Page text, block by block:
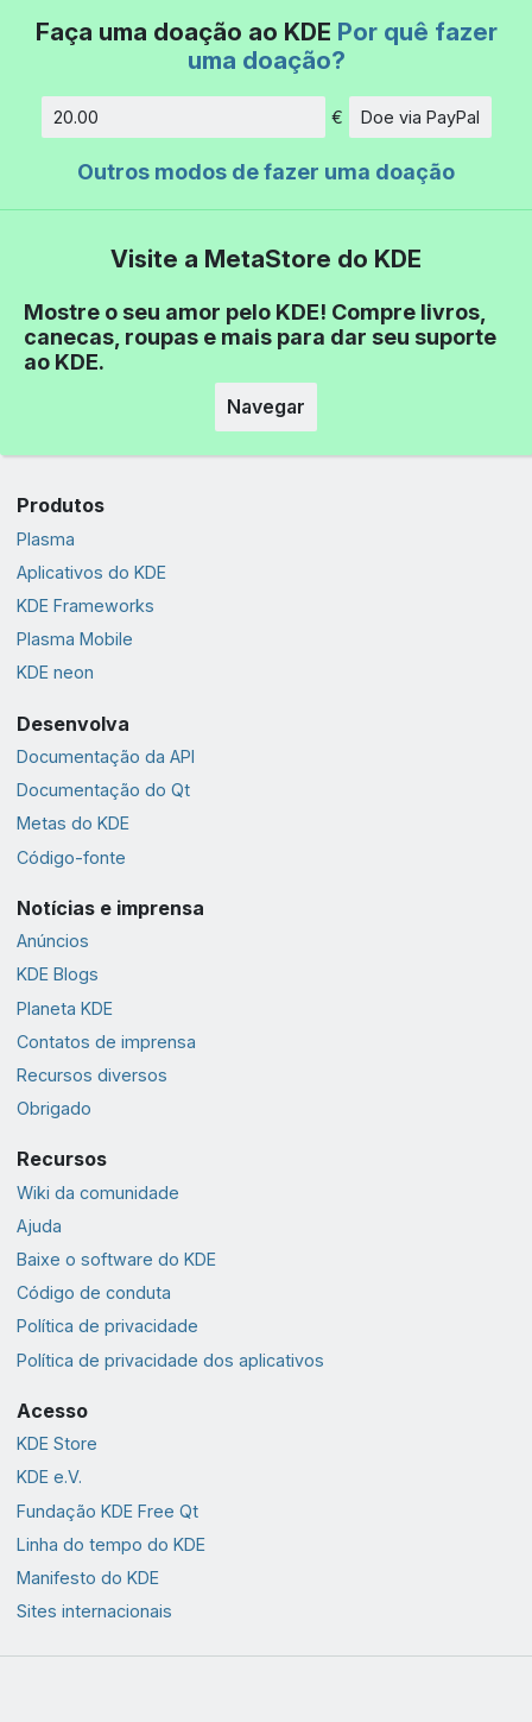
Faça uma doação ao KDE Por quê fazer
uma doação?
Quantidade
€ Doe via PayPal
Outros modos de fazer uma doação
Visite a MetaStore do KDE
Mostre o seu amor pelo KDE! Compre livros,
canecas, roupas e mais para dar seu suporte
ao KDE.
Navegar
Produtos
Plasma
Aplicativos do KDE
KDE Frameworks
Plasma Mobile
KDE neon
Desenvolva
Documentação da API
Documentação do Qt
Metas do KDE
Código-fonte
Notícias e imprensa
Anúncios
KDE Blogs
Planeta KDE
Contatos de imprensa
Recursos diversos
Obrigado
Recursos
Wiki da comunidade
Ajuda
Baixe o software do KDE
Código de conduta
Política de privacidade
Política de privacidade dos aplicativos
Acesso
KDE Store
KDE e.V.
Fundação KDE Free Qt
Linha do tempo do KDE
Manifesto do KDE
Sites internacionais